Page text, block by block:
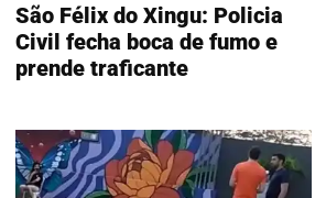
São Félix do Xingu: Policia
Civil fecha boca de fumo e
prende traficante